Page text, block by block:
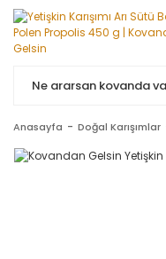
Anasayfa Doğal Karışımlar